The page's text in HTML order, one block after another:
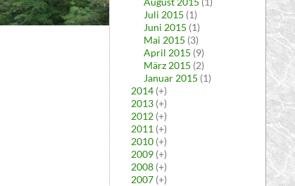
Juli 2015 (1)
Juni 2015 (1)
Mai 2015 (3)
April 2015 (9)
März 2015 (2)
Januar 2015 (1)
2014 (+)
2013 (+)
2012 (+)
2011 (+)
2010 (+)
2009 (+)
2008 (+)
2007 (+)